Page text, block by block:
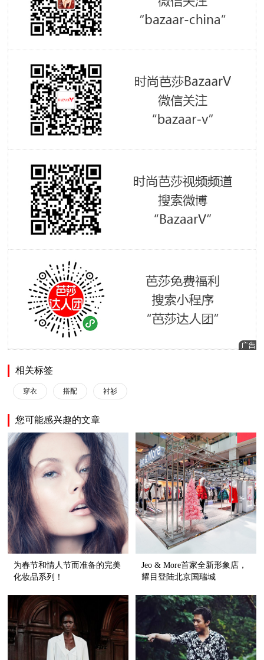
相关标签
穿衣 搭配 衬衫
您可能感兴趣的文章
为春节和情人节而准备的完美
化妆品系列！
Jeo & More首家全新形象店，
耀目登陆北京国瑞城